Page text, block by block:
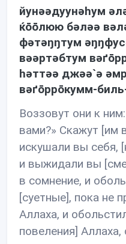
йунəəдуунəhум
ќōōлюю бəлəə
фəтəŋŋтум
вəəртəбтум
həттəə джəə`ə
вəґōррōкумм-
Воззовут они к
вами?» Скажут [им
искушали вы себя,
и выжидали вы
в сомнение, и
[суетные], пока не
Аллаха, и
повеления] Аллаха,